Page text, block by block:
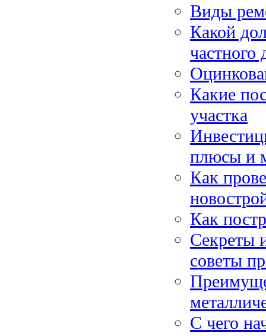
Виды
Какой
частного
Какие
участка
плюсы и
Как
Как
Секреты
советы
С чего